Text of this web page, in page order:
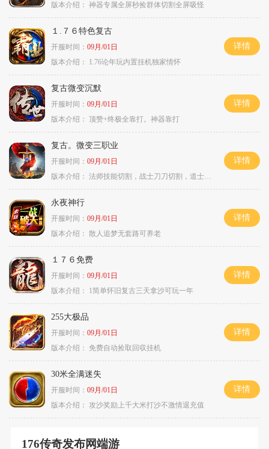
版本介绍： 神器专属全屏秒捡群体切割全屏吸怪
１.７６特色复古
开服时间： 09月/01日
版本介绍：
1.76论年玩内置挂机独家情怀
详情
复古微变沉默
开服时间： 09月/01日
版本介绍： 顶赞+终极全靠打。神器靠打
详情
复古。微变三职业
开服时间： 09月/01日
版本介绍： 法师技能切割，战士刀刀切割，道士宠物秒怪
详情
永夜神行
开服时间： 09月/01日
版本介绍： 散人追梦无套路可养老
详情
１７６免费
开服时间： 09月/01日
版本介绍：
1简单怀旧复古三天拿沙可玩一年
详情
255大极品
开服时间： 09月/01日
版本介绍：
免费自动捡取回収挂机
详情
30米全满迷失
开服时间： 09月/01日
版本介绍： 攻沙奖励上千大米打沙不激情退充值
详情
176传奇发布网端游